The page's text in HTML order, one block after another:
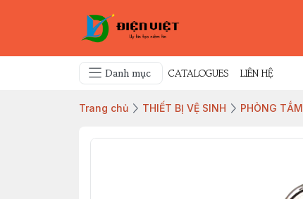
Danh mục CATALOGUES LIÊN HỆ
Trang chủ THIẾT BỊ VỆ SINH PHÒNG TẮM